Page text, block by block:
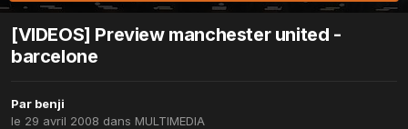
[VIDEOS] Preview manchester united -
barcelone
Par benji
le 29 avril 2008 dans MULTIMEDIA